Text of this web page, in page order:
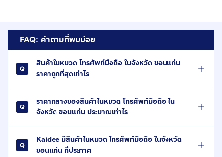
FAQ: คำถามที่พบบ่อย
สินค้าในหมวด โทรศัพท์มือถือ ในจังหวัด ขอนแก่น
ราคาถูกที่สุดเท่าไร
ราคากลางของสินค้าในหมวด โทรศัพท์มือถือ ใน
จังหวัด ขอนแก่น ประมาณเท่าไร
Kaidee มีสินค้าในหมวด โทรศัพท์มือถือ ในจังหวัด
ขอนแก่น กี่ประกาศ